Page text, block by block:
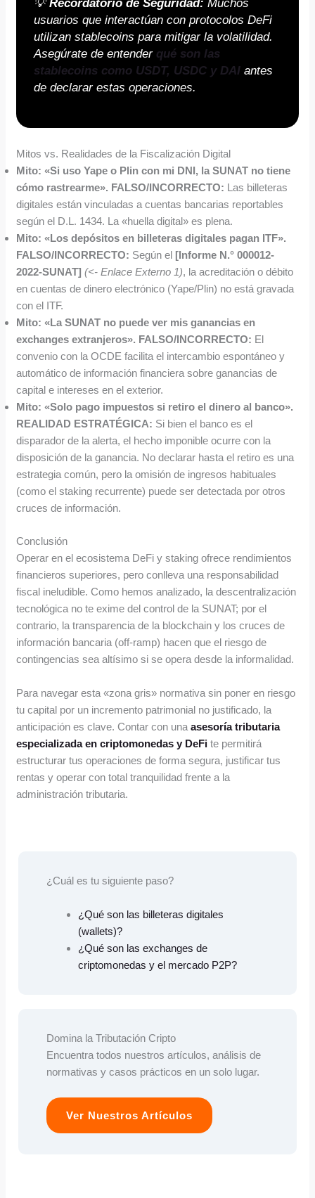
💡Recordatorio de Seguridad: Muchos
usuarios que interactúan con protocolos DeFi
utilizan stablecoins para mitigar la volatilidad.
Asegúrate de entender qué son las
stablecoins como USDT, USDC y DAI antes
de declarar estas operaciones.
Mitos vs. Realidades de la Fiscalización Digital
Mito: «Si uso Yape o Plin con mi DNI, la SUNAT no tiene
cómo rastrearme». FALSO/INCORRECTO: Las billeteras
digitales están vinculadas a cuentas bancarias reportables
según el D.L. 1434. La «huella digital» es plena.
Mito: «Los depósitos en billeteras digitales pagan ITF».
FALSO/INCORRECTO: Según el [Informe N.° 000012-
2022-SUNAT] (<- Enlace Externo 1), la acreditación o débito
en cuentas de dinero electrónico (Yape/Plin) no está gravada
con el ITF.
Mito: «La SUNAT no puede ver mis ganancias en
exchanges extranjeros». FALSO/INCORRECTO: El
convenio con la OCDE facilita el intercambio espontáneo y
automático de información financiera sobre ganancias de
capital e intereses en el exterior.
Mito: «Solo pago impuestos si retiro el dinero al banco».
REALIDAD ESTRATÉGICA: Si bien el banco es el
disparador de la alerta, el hecho imponible ocurre con la
disposición de la ganancia. No declarar hasta el retiro es una
estrategia común, pero la omisión de ingresos habituales
(como el staking recurrente) puede ser detectada por otros
cruces de información.
Conclusión
Operar en el ecosistema DeFi y staking ofrece rendimientos
financieros superiores, pero conlleva una responsabilidad
fiscal ineludible. Como hemos analizado, la descentralización
tecnológica no te exime del control de la SUNAT; por el
contrario, la transparencia de la blockchain y los cruces de
información bancaria (off-ramp) hacen que el riesgo de
contingencias sea altísimo si se opera desde la informalidad.
Para navegar esta «zona gris» normativa sin poner en riesgo
tu capital por un incremento patrimonial no justificado, la
anticipación es clave. Contar con unaasesoría tributaria
especializada en criptomonedas y DeFi te permitirá
estructurar tus operaciones de forma segura, justificar tus
rentas y operar con total tranquilidad frente a la
administración tributaria.
¿Cuál es tu siguiente paso?
¿Qué son las billeteras digitales
(wallets)?
¿Qué son las exchanges de
criptomonedas y el mercado P2P?
Domina la Tributación Cripto
Encuentra todos nuestros artículos, análisis de
normativas y casos prácticos en un solo lugar.
Ver Nuestros Artículos